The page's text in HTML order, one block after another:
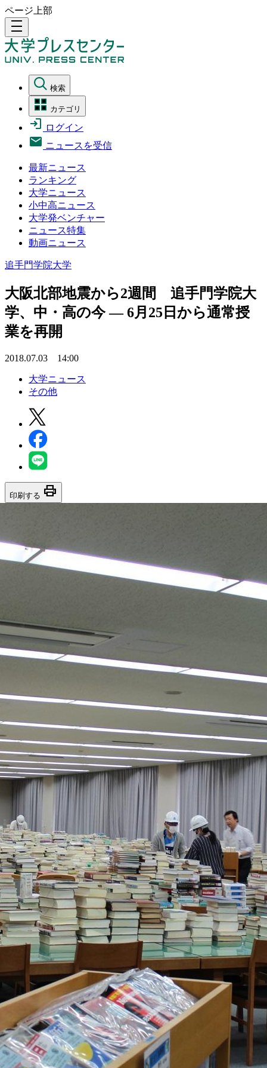
ページ上部
density_medium
検索
カテゴリ
ログイン
ニュースを受信
最新ニュース
ランキング
大学ニュース
小中高ニュース
大学発ベンチャー
ニュース特集
動画ニュース
追手門学院大学
大阪北部地震から2週間 追手門学院大
学、中・高の今 — 6月25日から通常授
業を再開
2018.07.03 14:00
大学ニュース
その他
印刷する print